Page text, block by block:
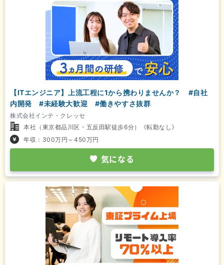
【ITエンジニア】上流工程に1から携わりませんか？ #自社
内開発 #未経験大歓迎 #働きやすさ抜群
株式会社インテ・クレッセ
本社（東京都品川区・五反田駅徒歩6分）《転勤なし》
年収：300万円～450万円
気になる